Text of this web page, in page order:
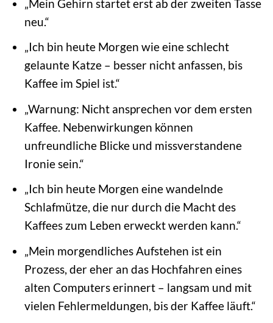
„Mein Gehirn startet erst ab der zweiten Tasse
neu.“
„Ich bin heute Morgen wie eine schlecht
gelaunte Katze – besser nicht anfassen, bis
Kaffee im Spiel ist.“
„Warnung: Nicht ansprechen vor dem ersten
Kaffee. Nebenwirkungen können
unfreundliche Blicke und missverstandene
Ironie sein.“
„Ich bin heute Morgen eine wandelnde
Schlafmütze, die nur durch die Macht des
Kaffees zum Leben erweckt werden kann.“
„Mein morgendliches Aufstehen ist ein
Prozess, der eher an das Hochfahren eines
alten Computers erinnert – langsam und mit
vielen Fehlermeldungen, bis der Kaffee läuft.“